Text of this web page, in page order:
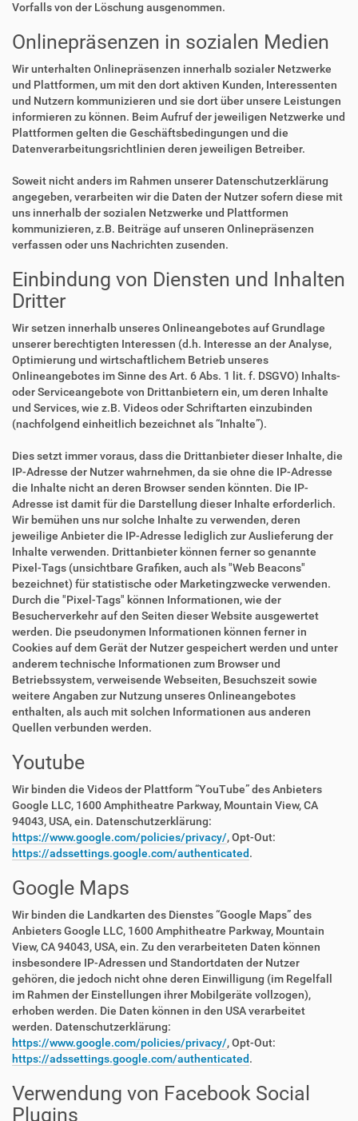
Vorfalls von der Löschung ausgenommen.
Onlinepräsenzen in sozialen Medien
Wir unterhalten Onlinepräsenzen innerhalb sozialer Netzwerke
und Plattformen, um mit den dort aktiven Kunden, Interessenten
und Nutzern kommunizieren und sie dort über unsere Leistungen
informieren zu können. Beim Aufruf der jeweiligen Netzwerke und
Plattformen gelten die Geschäftsbedingungen und die
Datenverarbeitungsrichtlinien deren jeweiligen Betreiber.
Soweit nicht anders im Rahmen unserer Datenschutzerklärung
angegeben, verarbeiten wir die Daten der Nutzer sofern diese mit
uns innerhalb der sozialen Netzwerke und Plattformen
kommunizieren, z.B. Beiträge auf unseren Onlinepräsenzen
verfassen oder uns Nachrichten zusenden.
Einbindung von Diensten und Inhalten
Dritter
Wir setzen innerhalb unseres Onlineangebotes auf Grundlage
unserer berechtigten Interessen (d.h. Interesse an der Analyse,
Optimierung und wirtschaftlichem Betrieb unseres
Onlineangebotes im Sinne des Art. 6 Abs. 1 lit. f. DSGVO) Inhalts-
oder Serviceangebote von Drittanbietern ein, um deren Inhalte
und Services, wie z.B. Videos oder Schriftarten einzubinden
(nachfolgend einheitlich bezeichnet als “Inhalte”).
Dies setzt immer voraus, dass die Drittanbieter dieser Inhalte, die
IP-Adresse der Nutzer wahrnehmen, da sie ohne die IP-Adresse
die Inhalte nicht an deren Browser senden könnten. Die IP-
Adresse ist damit für die Darstellung dieser Inhalte erforderlich.
Wir bemühen uns nur solche Inhalte zu verwenden, deren
jeweilige Anbieter die IP-Adresse lediglich zur Auslieferung der
Inhalte verwenden. Drittanbieter können ferner so genannte
Pixel-Tags (unsichtbare Grafiken, auch als "Web Beacons"
bezeichnet) für statistische oder Marketingzwecke verwenden.
Durch die "Pixel-Tags" können Informationen, wie der
Besucherverkehr auf den Seiten dieser Website ausgewertet
werden. Die pseudonymen Informationen können ferner in
Cookies auf dem Gerät der Nutzer gespeichert werden und unter
anderem technische Informationen zum Browser und
Betriebssystem, verweisende Webseiten, Besuchszeit sowie
weitere Angaben zur Nutzung unseres Onlineangebotes
enthalten, als auch mit solchen Informationen aus anderen
Quellen verbunden werden.
Youtube
Wir binden die Videos der Plattform “YouTube” des Anbieters
Google LLC, 1600 Amphitheatre Parkway, Mountain View, CA
94043, USA, ein. Datenschutzerklärung:
https://www.google.com/policies/privacy/, Opt-Out:
https://adssettings.google.com/authenticated.
Google Maps
Wir binden die Landkarten des Dienstes “Google Maps” des
Anbieters Google LLC, 1600 Amphitheatre Parkway, Mountain
View, CA 94043, USA, ein. Zu den verarbeiteten Daten können
insbesondere IP-Adressen und Standortdaten der Nutzer
gehören, die jedoch nicht ohne deren Einwilligung (im Regelfall
im Rahmen der Einstellungen ihrer Mobilgeräte vollzogen),
erhoben werden. Die Daten können in den USA verarbeitet
werden. Datenschutzerklärung:
https://www.google.com/policies/privacy/, Opt-Out:
https://adssettings.google.com/authenticated.
Verwendung von Facebook Social
Plugins